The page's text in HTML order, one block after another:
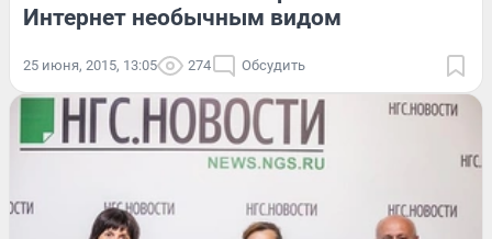
Интернет необычным видом
25 июня, 2015, 13:05 274 Обсудить